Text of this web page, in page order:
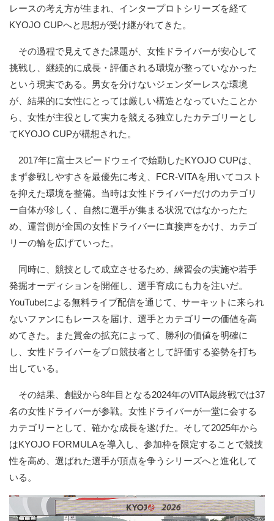
レースの考え方が生まれ、インタープロトシリーズを経て
KYOJO CUPへと思想が受け継がれてきた。
その過程で見えてきた課題が、女性ドライバーが安心して
挑戦し、継続的に成長・評価される環境が整っていなかった
という現実である。男女を分けないジェンダーレスな環境
が、結果的に女性にとっては厳しい構造となっていたことか
ら、女性が主役として実力を競える独立したカテゴリーとし
てKYOJO CUPが構想された。
2017年に富士スピードウェイで始動したKYOJO CUPは、
まず参戦しやすさを最優先に考え、FCR-VITAを用いてコスト
を抑えた環境を整備。当時は女性ドライバーだけのカテゴリ
ー自体が珍しく、自然に選手が集まる状況ではなかったた
め、運営側が全国の女性ドライバーに直接声をかけ、カテゴ
リーの輪を広げていった。
同時に、競技として成立させるため、練習会の実施や若手
発掘オーディションを開催し、選手育成にも力を注いだ。
YouTubeによる無料ライブ配信を通じて、サーキットに来られ
ないファンにもレースを届け、選手とカテゴリーの価値を高
めてきた。また賞金の拡充によって、勝利の価値を明確に
し、女性ドライバーをプロ競技者として評価する姿勢を打ち
出している。
その結果、創設から8年目となる2024年のVITA最終戦では37
名の女性ドライバーが参戦。女性ドライバーが一堂に会する
カテゴリーとして、確かな成長を遂げた。そして2025年から
はKYOJO FORMULAを導入し、参加枠を限定することで競技
性を高め、選ばれた選手が頂点を争うシリーズへと進化して
いる。